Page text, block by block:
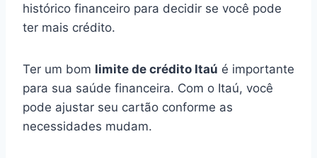
histórico financeiro para decidir se você pode
ter mais crédito.
Ter um bom limite de crédito Itaú é importante
para sua saúde financeira. Com o Itaú, você
pode ajustar seu cartão conforme as
necessidades mudam.